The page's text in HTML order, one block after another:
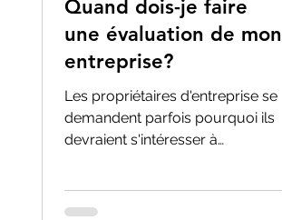
Quand dois-je faire
une évaluation de mon
entreprise?
Les propriétaires d'entreprise se
demandent parfois pourquoi ils
devraient s'intéresser à